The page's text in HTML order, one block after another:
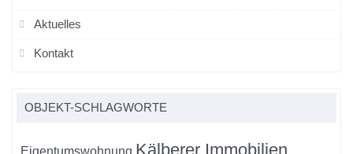
Aktuelles
Kontakt
OBJEKT-SCHLAGWORTE
Eigentumswohnung Kälberer Immobilien